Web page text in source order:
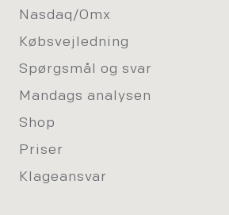
Nasdaq/Omx
Købsvejledning
Spørgsmål og svar
Mandags analysen
Shop
Priser
Klageansvar